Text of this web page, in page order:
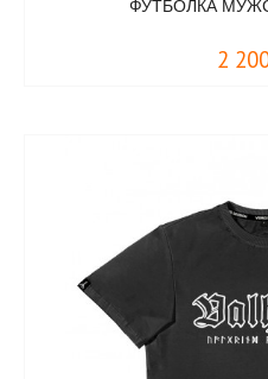
ФУТБОЛКА
2